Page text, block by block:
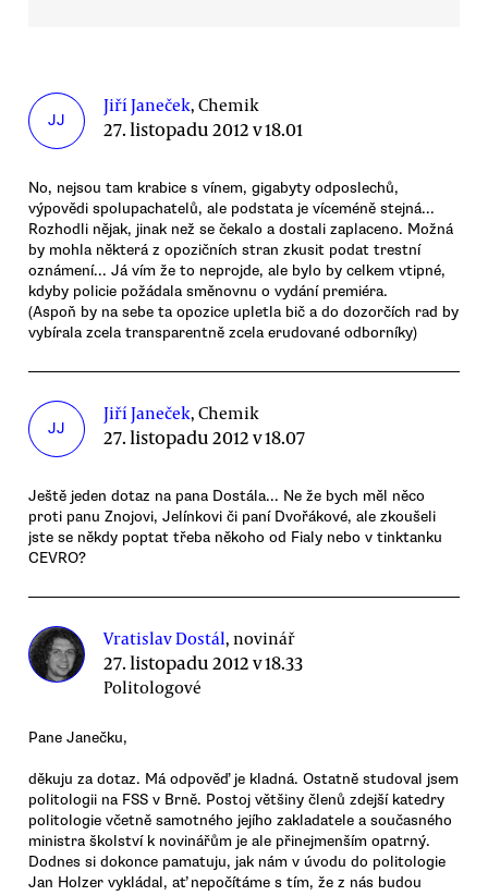
JJ
Jiří Janeček, Chemik
27. listopadu 2012 v 18.01
No, nejsou tam krabice s vínem, gigabyty odposlechů,
výpovědi spolupachatelů, ale podstata je víceméně stejná...
Rozhodli nějak, jinak než se čekalo a dostali zaplaceno. Možná
by mohla některá z opozičních stran zkusit podat trestní
oznámení... Já vím že to neprojde, ale bylo by celkem vtipné,
kdyby policie požádala směnovnu o vydání premiéra.
(Aspoň by na sebe ta opozice upletla bič a do dozorčích rad by
vybírala zcela transparentně zcela erudované odborníky)
JJ
Jiří Janeček, Chemik
27. listopadu 2012 v 18.07
Ještě jeden dotaz na pana Dostála... Ne že bych měl něco
proti panu Znojovi, Jelínkovi či paní Dvořákové, ale zkoušeli
jste se někdy poptat třeba někoho od Fialy nebo v tinktanku
CEVRO?
Vratislav Dostál, novinář
27. listopadu 2012 v 18.33
Politologové
Pane Janečku,
děkuju za dotaz. Má odpověď je kladná. Ostatně studoval jsem
politologii na FSS v Brně. Postoj většiny členů zdejší katedry
politologie včetně samotného jejího zakladatele a současného
ministra školství k novinářům je ale přinejmenším opatrný.
Dodnes si dokonce pamatuju, jak nám v úvodu do politologie
Jan Holzer vykládal, ať nepočítáme s tím, že z nás budou